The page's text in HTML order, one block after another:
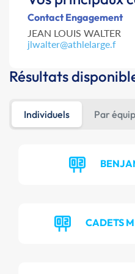
Contact Engagement
JEAN LOUIS WALTER
jlwalter@athlelarge.f
Résultats
Individuels Par
CADETS